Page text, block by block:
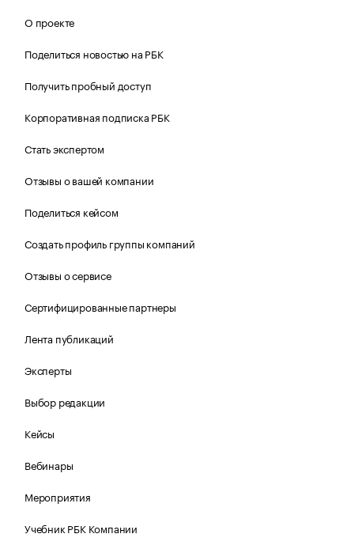
О проекте
Поделиться новостью на РБК
Получить пробный доступ
Корпоративная подписка РБК
Стать экспертом
Отзывы о вашей компании
Поделиться кейсом
Создать профиль группы компаний
Отзывы о сервисе
Сертифицированные партнеры
Лента публикаций
Эксперты
Выбор редакции
Кейсы
Вебинары
Мероприятия
Учебник РБК Компании